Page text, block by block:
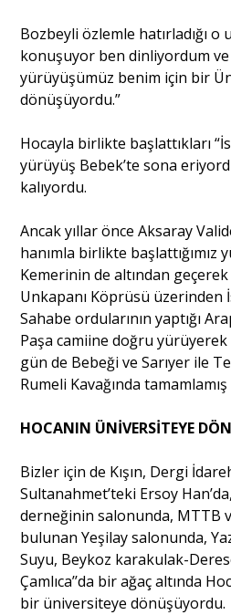
Bozbeyli özlemle hatırladığı o
konuşuyor ben dinliyordum
yürüyüşümüz benim için bir
dönüşüyordu.”
Hocayla birlikte başlattıkları
yürüyüş Bebek’te sona
kalıyordu.
Ancak yıllar önce Aksaray
hanımla birlikte başlattığımız
Kemerinin de altından
Unkapanı Köprüsü üzerinden
Sahabe ordularının yaptığı
Paşa camiine doğru
gün de Bebeği ve Sarıyer ile
Rumeli Kavağında
HOCANIN ÜNİVERSİTEYE
Bizler için de Kışın, Dergi
Sultanahmet’teki Ersoy
derneğinin salonunda, MTTB
bulunan Yeşilay salonunda,
Suyu, Beykoz karakulak-
Çamlıca’’da bir ağaç altında
bir üniversiteye dönüşüyordu.